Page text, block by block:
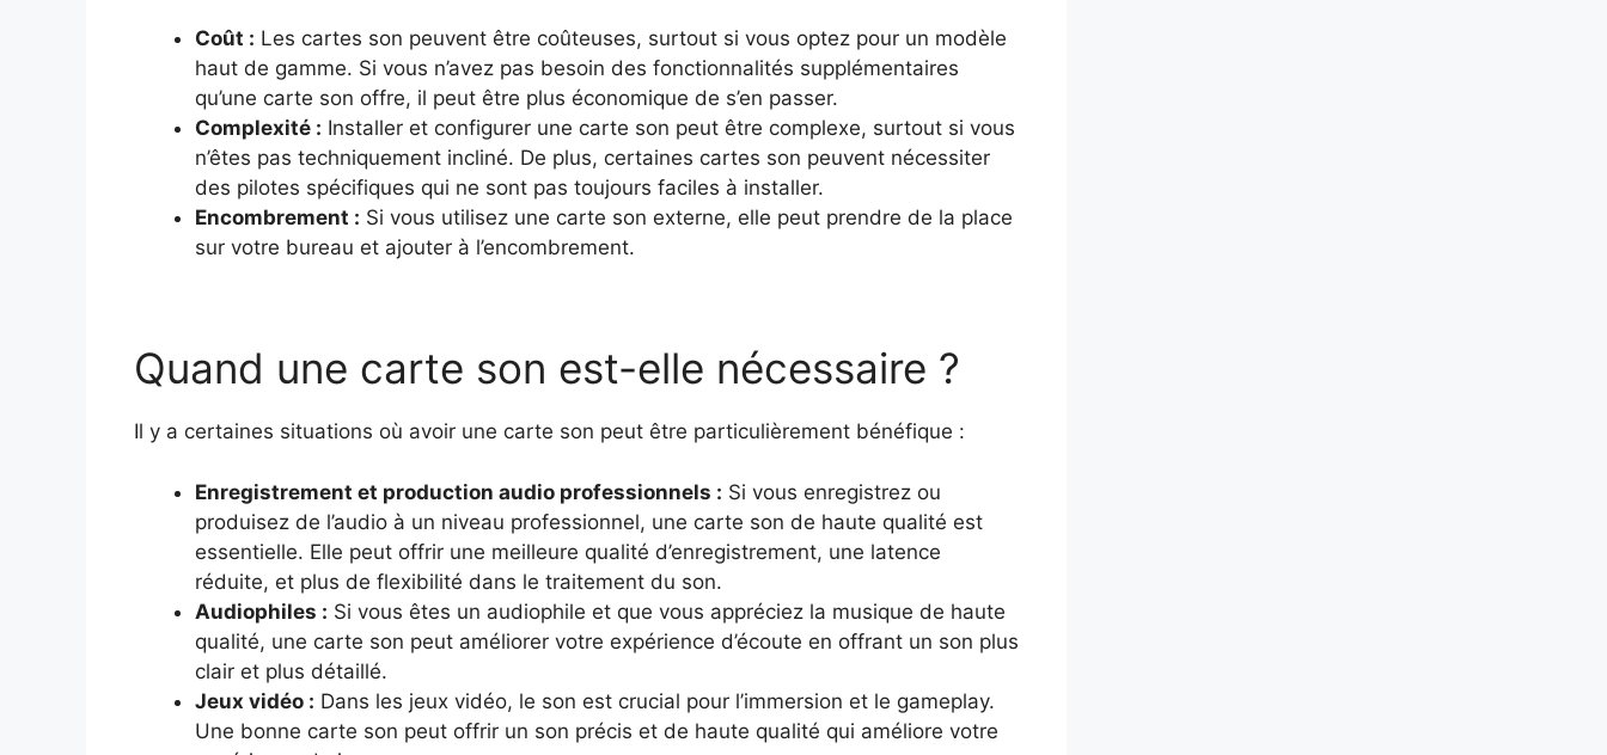
Coût : Les cartes son peuvent être coûteuses, surtout si vous optez pour un modèle
haut de gamme. Si vous n’avez pas besoin des fonctionnalités supplémentaires
qu’une carte son offre, il peut être plus économique de s’en passer.
Complexité : Installer et configurer une carte son peut être complexe, surtout si vous
n’êtes pas techniquement incliné. De plus, certaines cartes son peuvent nécessiter
des pilotes spécifiques qui ne sont pas toujours faciles à installer.
Encombrement : Si vous utilisez une carte son externe, elle peut prendre de la place
sur votre bureau et ajouter à l’encombrement.
Quand une carte son est-elle nécessaire ?
Il y a certaines situations où avoir une carte son peut être particulièrement bénéfique :
Enregistrement et production audio professionnels : Si vous enregistrez ou
produisez de l’audio à un niveau professionnel, une carte son de haute qualité est
essentielle. Elle peut offrir une meilleure qualité d’enregistrement, une latence
réduite, et plus de flexibilité dans le traitement du son.
Audiophiles : Si vous êtes un audiophile et que vous appréciez la musique de haute
qualité, une carte son peut améliorer votre expérience d’écoute en offrant un son plus
clair et plus détaillé.
Jeux vidéo : Dans les jeux vidéo, le son est crucial pour l’immersion et le gameplay.
Une bonne carte son peut offrir un son précis et de haute qualité qui améliore votre